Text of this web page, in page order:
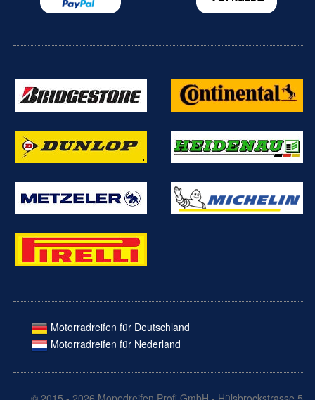
Motorradreifen für Deutschland
Motorradreifen für Nederland